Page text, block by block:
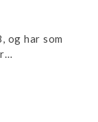
og har som